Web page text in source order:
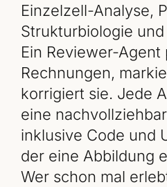
Einzelzell-Analyse,
Strukturbiologie
Ein Reviewer-
Rechnungen,
korrigiert sie. Jede
eine
inklusive Code und
der eine Abbildung
Wer schon mal